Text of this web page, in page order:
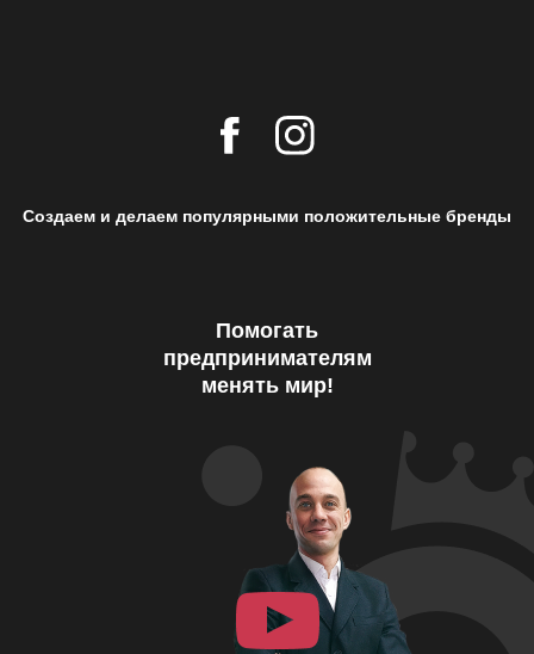
Создаем и делаем популярными положительные бренды
Помогать
предпринимателям
менять мир!